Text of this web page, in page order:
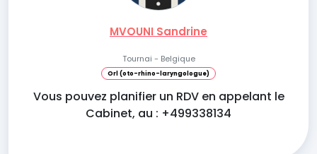
MVOUNI Sandrine
Tournai - Belgique
Orl (oto-rhino-laryngologue)
Vous pouvez planifier un RDV en appelant le
Cabinet, au : +499338134